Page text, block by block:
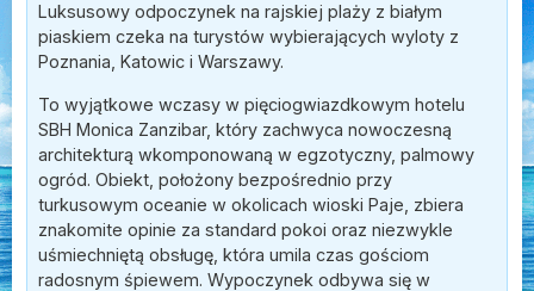
Luksusowy odpoczynek na rajskiej plaży z białym
piaskiem czeka na turystów wybierających wyloty z
Poznania, Katowic i Warszawy.
To wyjątkowe wczasy w pięciogwiazdkowym hotelu
SBH Monica Zanzibar, który zachwyca nowoczesną
architekturą wkomponowaną w egzotyczny, palmowy
ogród. Obiekt, położony bezpośrednio przy
turkusowym oceanie w okolicach wioski Paje, zbiera
znakomite opinie za standard pokoi oraz niezwykle
uśmiechniętą obsługę, która umila czas gościom
radosnym śpiewem. Wypoczynek odbywa się w